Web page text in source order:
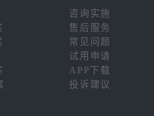
咨询实施
售后服务
常见问题
试用申请
APP下载
投诉建议